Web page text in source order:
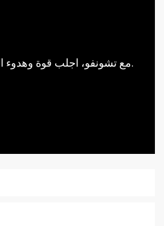
مع تشونفو، اجلب قوة وهدوء الطبيعة إلى منزلك.